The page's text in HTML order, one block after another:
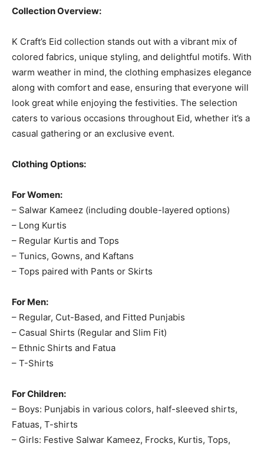
Collection Overview:
K Craft’s Eid collection stands out with a vibrant mix of
colored fabrics, unique styling, and delightful motifs. With
warm weather in mind, the clothing emphasizes elegance
along with comfort and ease, ensuring that everyone will
look great while enjoying the festivities. The selection
caters to various occasions throughout Eid, whether it’s a
casual gathering or an exclusive event.
Clothing Options:
For Women:
– Salwar Kameez (including double-layered options)
– Long Kurtis
– Regular Kurtis and Tops
– Tunics, Gowns, and Kaftans
– Tops paired with Pants or Skirts
For Men:
– Regular, Cut-Based, and Fitted Punjabis
– Casual Shirts (Regular and Slim Fit)
– Ethnic Shirts and Fatua
– T-Shirts
For Children:
– Boys: Punjabis in various colors, half-sleeved shirts,
Fatuas, T-shirts
– Girls: Festive Salwar Kameez, Frocks, Kurtis, Tops,